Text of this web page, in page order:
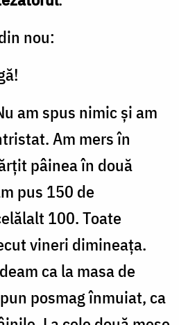
nou:
am spus nimic şi am
Am mers în
pâinea în două
pus 150 de
100. Toate
vineri dimineaţa.
ca la masa de
posmag înmuiat, ca